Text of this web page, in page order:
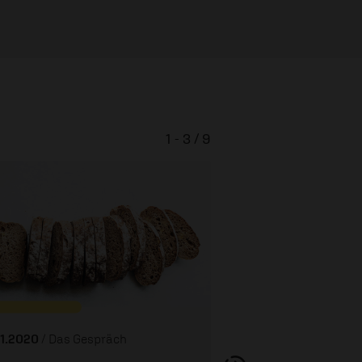
/ Das Gespräch
1 - 3 / 9